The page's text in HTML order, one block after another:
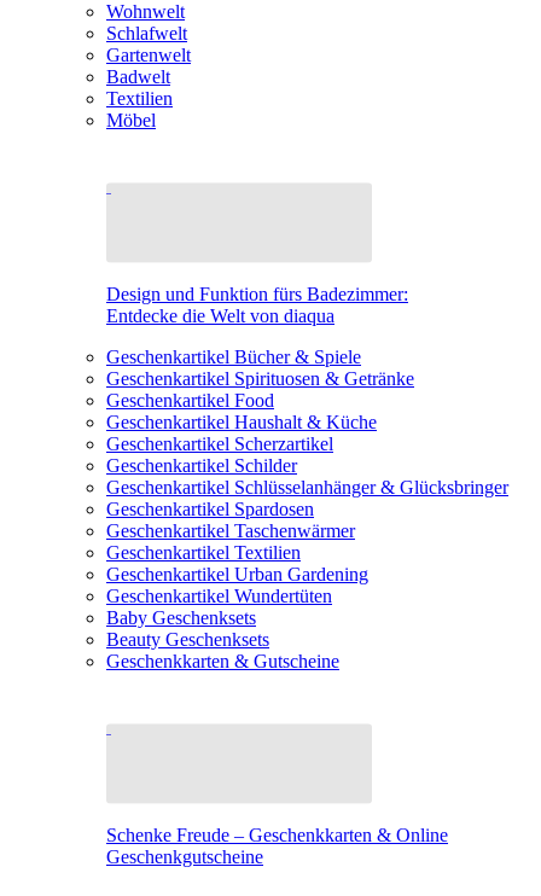
Wohnwelt
Schlafwelt
Gartenwelt
Badwelt
Textilien
Möbel
Design und Funktion fürs Badezimmer:
Entdecke die Welt von diaqua
Geschenkartikel Bücher & Spiele
Geschenkartikel Spirituosen & Getränke
Geschenkartikel Food
Geschenkartikel Haushalt & Küche
Geschenkartikel Scherzartikel
Geschenkartikel Schilder
Geschenkartikel Schlüsselanhänger & Glücksbringer
Geschenkartikel Spardosen
Geschenkartikel Taschenwärmer
Geschenkartikel Textilien
Geschenkartikel Urban Gardening
Geschenkartikel Wundertüten
Baby Geschenksets
Beauty Geschenksets
Geschenkkarten & Gutscheine
Schenke Freude – Geschenkkarten & Online
Geschenkgutscheine